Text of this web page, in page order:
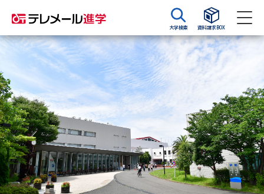
大学検索 資料請求BOX
資料請求 資料検索
大学・短大の資料種類から請求
大学パンフ 学部・学科パンフ
総合型選抜・学校推薦型選抜 募
集要項＆願書
大学入学共通テスト利用選抜の
募集要項＆願書